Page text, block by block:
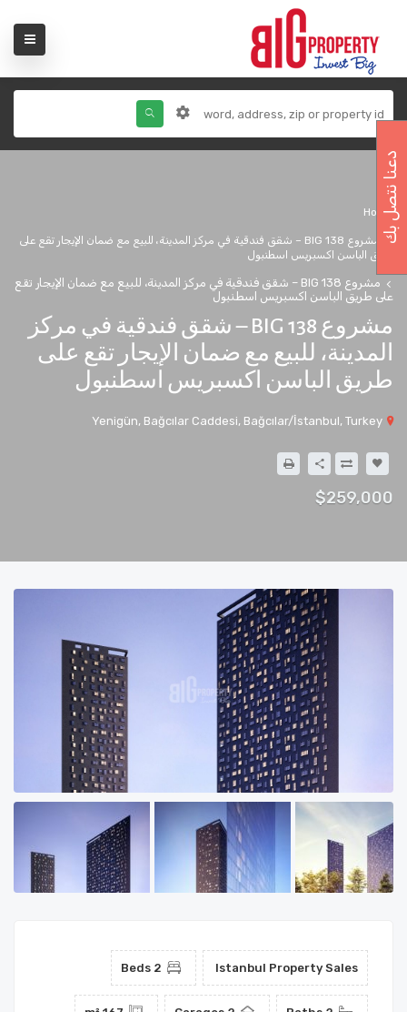
Home
مشروع BIG 138 – شقق فندقية في مركز المدينة، للبيع مع ضمان الإيجار تقع على
طريق الباسن اكسبريس اسطنبول
مشروع BIG 138 – شقق فندقية في مركز المدينة، للبيع مع ضمان الإيجار تقع
على طريق الباسن اكسبريس اسطنبول
مشروع BIG 138 – شقق فندقية في مركز
المدينة، للبيع مع ضمان الإيجار تقع على
طريق الباسن اكسبريس اسطنبول
Yenigün, Bağcılar Caddesi, Bağcılar/İstanbul, Turkey
$259,000
Istanbul Property Sales
دعنا نتصل بك